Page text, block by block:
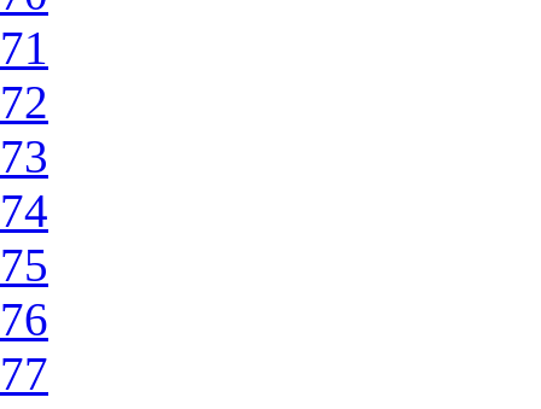
71
72
73
74
75
76
77